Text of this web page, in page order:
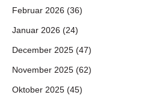
Februar 2026 (36)
Januar 2026 (24)
December 2025 (47)
November 2025 (62)
Oktober 2025 (45)